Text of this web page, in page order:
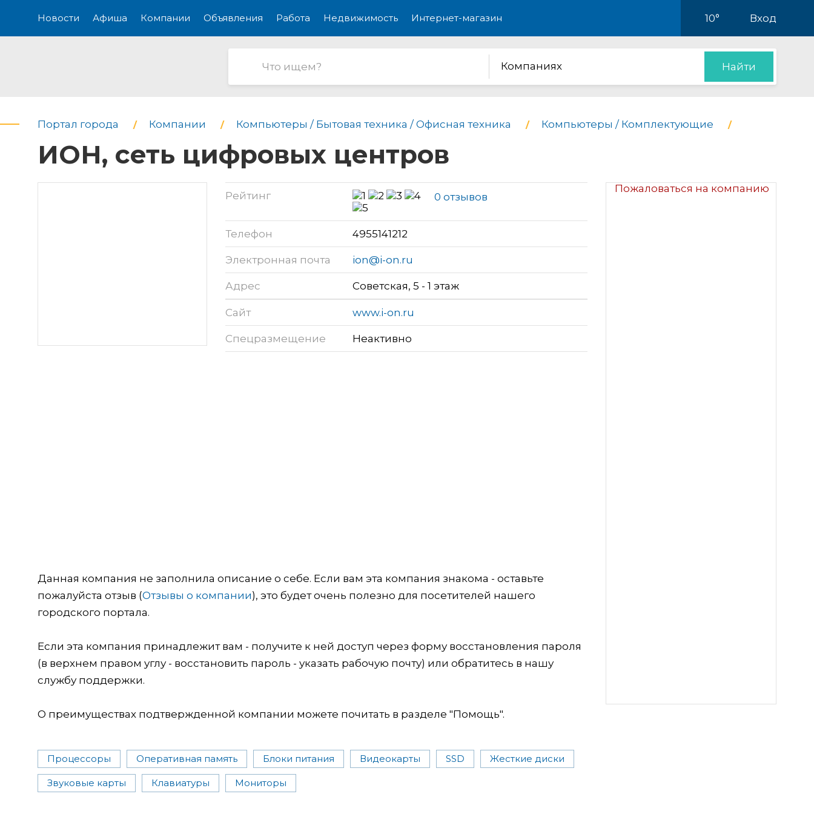
Новости Афиша Компании Объявления Работа Недвижимость Интернет-магазин 10° Вход
Компаниях Найти
Портал города Компании Компьютеры / Бытовая техника / Офисная техника Компьютеры / Комплектующие
ИОН, сеть цифровых центров
Пожаловаться на компанию
Рейтинг 0 отзывов
Телефон 4955141212
Электронная почта ion@i-on.ru
Адрес Советская, 5 - 1 этаж
Сайт www.i-on.ru
Спецразмещение Неактивно
Данная компания не заполнила описание о себе. Если вам эта компания знакома - оставьте
пожалуйста отзыв (Отзывы о компании), это будет очень полезно для посетителей нашего
городского портала.
Если эта компания принадлежит вам - получите к ней доступ через форму восстановления пароля
(в верхнем правом углу - восстановить пароль - указать рабочую почту) или обратитесь в нашу
службу поддержки.
О преимуществах подтвержденной компании можете почитать в разделе "Помощь".
Процессоры Оперативная память Блоки питания Видеокарты SSD Жесткие диски
Звуковые карты Клавиатуры Мониторы